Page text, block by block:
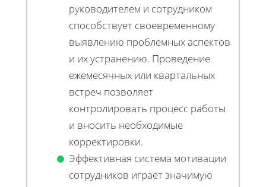
руководителем и сотрудником
способствует своевременному
выявлению проблемных аспектов
и их устранению. Проведение
ежемесячных или квартальных
встреч позволяет
контролировать процесс работы
и вносить необходимые
корректировки.
Эффективная система мотивации
сотрудников играет значимую